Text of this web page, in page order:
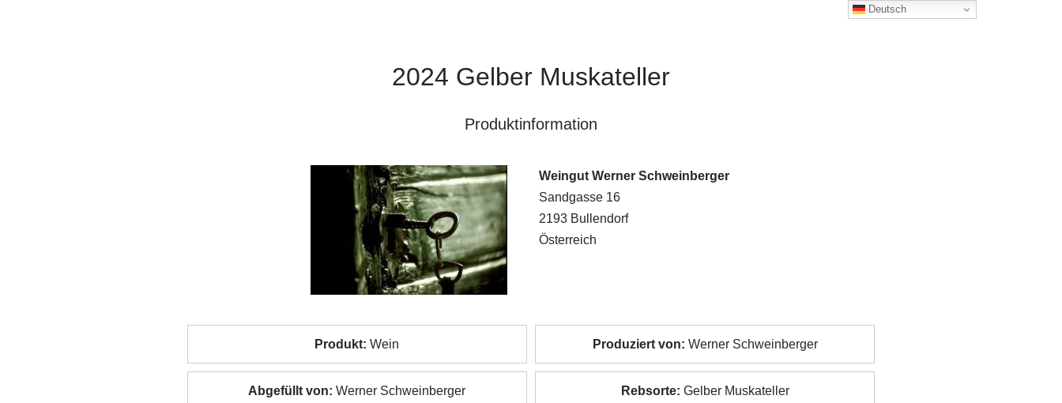
2024 Gelber Muskateller
Produktinformation
Weingut Werner Schweinberger
Sandgasse 16
2193 Bullendorf
Österreich
Produkt: Wein Produziert von: Werner Schweinberger
Abgefüllt von: Werner Schweinberger Rebsorte: Gelber Muskateller
Deutsch